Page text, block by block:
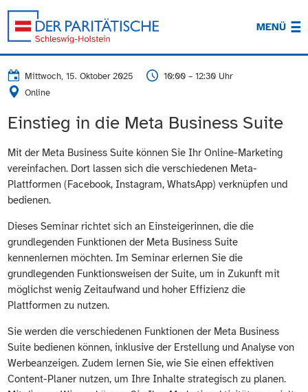
MENÜ
Mittwoch, 15. Oktober 2025
10:00 – 12:30 Uhr
Online
Einstieg in die Meta Business Suite
Mit der Meta Business Suite können Sie Ihr Online-Marketing
vereinfachen. Dort lassen sich die verschiedenen Meta-
Plattformen (Facebook, Instagram, WhatsApp) verknüpfen und
bedienen.
Dieses Seminar richtet sich an Einsteigerinnen, die die
grundlegenden Funktionen der Meta Business Suite
kennenlernen möchten. Im Seminar erlernen Sie die
grundlegenden Funktionsweisen der Suite, um in Zukunft mit
möglichst wenig Zeitaufwand und hoher Effizienz die
Plattformen zu nutzen.
Sie werden die verschiedenen Funktionen der Meta Business
Suite bedienen können, inklusive der Erstellung und Analyse von
Werbeanzeigen. Zudem lernen Sie, wie Sie einen effektiven
Content-Planer nutzen, um Ihre Inhalte strategisch zu planen.